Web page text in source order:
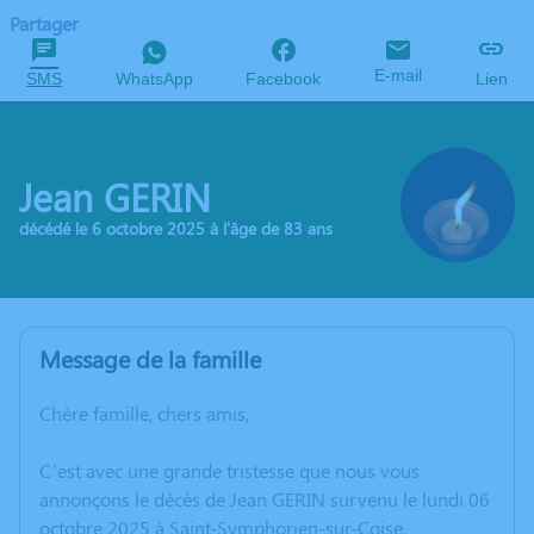
Partager
SMS WhatsApp Facebook E-mail Lien
Jean GERIN
décédé le 6 octobre 2025 à l'âge de 83 ans
Message de la famille
Chère famille, chers amis,
C’est avec une grande tristesse que nous vous
annonçons le décès de Jean GERIN survenu le lundi 06
octobre 2025 à Saint-Symphorien-sur-Coise.